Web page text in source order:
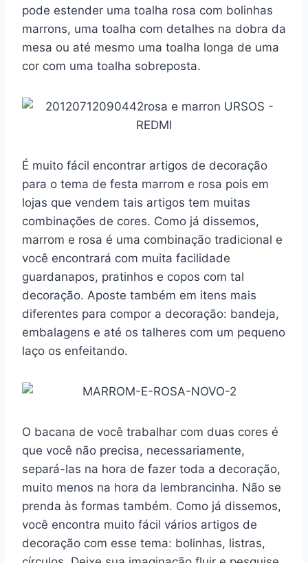
pode estender uma toalha rosa com bolinhas
marrons, uma toalha com detalhes na dobra da
mesa ou até mesmo uma toalha longa de uma
cor com uma toalha sobreposta.
É muito fácil encontrar artigos de decoração
para o tema de festa marrom e rosa pois em
lojas que vendem tais artigos tem muitas
combinações de cores. Como já dissemos,
marrom e rosa é uma combinação tradicional e
você encontrará com muita facilidade
guardanapos, pratinhos e copos com tal
decoração. Aposte também em itens mais
diferentes para compor a decoração: bandeja,
embalagens e até os talheres com um pequeno
laço os enfeitando.
O bacana de você trabalhar com duas cores é
que você não precisa, necessariamente,
separá-las na hora de fazer toda a decoração,
muito menos na hora da lembrancinha. Não se
prenda às formas também. Como já dissemos,
você encontra muito fácil vários artigos de
decoração com esse tema: bolinhas, listras,